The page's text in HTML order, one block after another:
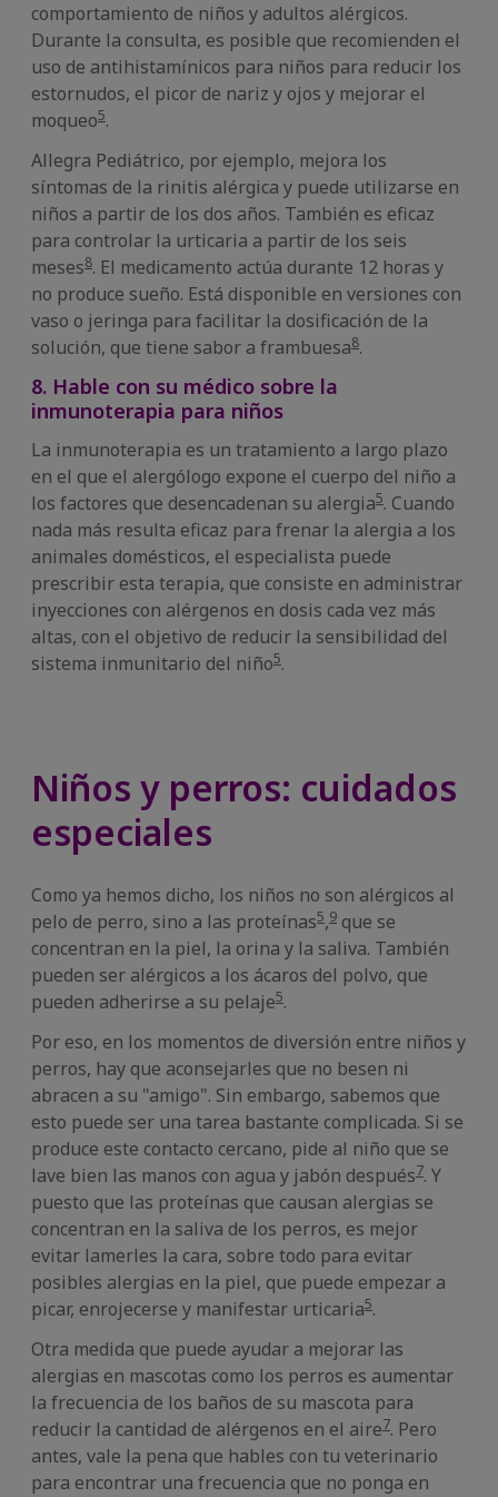
comportamiento de niños y adultos alérgicos.
Durante la consulta, es posible que recomienden el
uso de antihistamínicos para niños para reducir los
estornudos, el picor de nariz y ojos y mejorar el
moqueo5.
Allegra Pediátrico, por ejemplo, mejora los
síntomas de la rinitis alérgica y puede utilizarse en
niños a partir de los dos años. También es eficaz
para controlar la urticaria a partir de los seis
meses8. El medicamento actúa durante 12 horas y
no produce sueño. Está disponible en versiones con
vaso o jeringa para facilitar la dosificación de la
solución, que tiene sabor a frambuesa8.
8. Hable con su médico sobre la
inmunoterapia para niños
La inmunoterapia es un tratamiento a largo plazo
en el que el alergólogo expone el cuerpo del niño a
los factores que desencadenan su alergia5. Cuando
nada más resulta eficaz para frenar la alergia a los
animales domésticos, el especialista puede
prescribir esta terapia, que consiste en administrar
inyecciones con alérgenos en dosis cada vez más
altas, con el objetivo de reducir la sensibilidad del
sistema inmunitario del niño5.
Niños y perros: cuidados
especiales
Como ya hemos dicho, los niños no son alérgicos al
pelo de perro, sino a las proteínas5,9 que se
concentran en la piel, la orina y la saliva. También
pueden ser alérgicos a los ácaros del polvo, que
pueden adherirse a su pelaje5.
Por eso, en los momentos de diversión entre niños y
perros, hay que aconsejarles que no besen ni
abracen a su "amigo". Sin embargo, sabemos que
esto puede ser una tarea bastante complicada. Si se
produce este contacto cercano, pide al niño que se
lave bien las manos con agua y jabón después7. Y
puesto que las proteínas que causan alergias se
concentran en la saliva de los perros, es mejor
evitar lamerles la cara, sobre todo para evitar
posibles alergias en la piel, que puede empezar a
picar, enrojecerse y manifestar urticaria5.
Otra medida que puede ayudar a mejorar las
alergias en mascotas como los perros es aumentar
la frecuencia de los baños de su mascota para
reducir la cantidad de alérgenos en el aire7. Pero
antes, vale la pena que hables con tu veterinario
para encontrar una frecuencia que no ponga en